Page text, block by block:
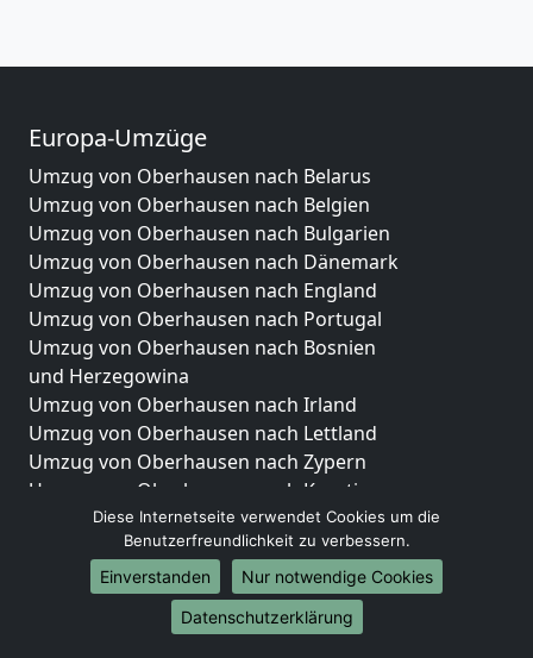
Europa-Umzüge
Umzug von Oberhausen nach Belarus
Umzug von Oberhausen nach Belgien
Umzug von Oberhausen nach Bulgarien
Umzug von Oberhausen nach Dänemark
Umzug von Oberhausen nach England
Umzug von Oberhausen nach Portugal
Umzug von Oberhausen nach Bosnien
und Herzegowina
Umzug von Oberhausen nach Irland
Umzug von Oberhausen nach Lettland
Umzug von Oberhausen nach Zypern
Umzug von Oberhausen nach Kroatien
Umzug von Oberhausen nach Estland
Umzug von Oberhausen nach Finnland
Umzug von Oberhausen nach Frankreich
Umzug von Oberhausen nach Griechenland
Umzug von Oberhausen nach Italien
Diese Internetseite verwendet Cookies um die
Benutzerfreundlichkeit zu verbessern.
Einverstanden
Nur notwendige Cookies
Datenschutzerklärung